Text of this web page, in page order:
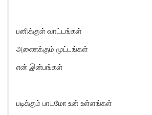
பனிக்குள் வாட்டங்கள்
அணைக்கும் மூட்டங்கள்
என் இன்பங்கள்
படிக்கும் பாடமோ உன் உள்ளங்கள்